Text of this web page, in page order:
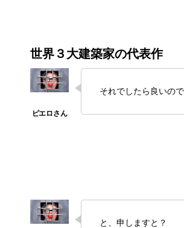
世界３大建築家の代表作
それでしたら良いの
と、申しますと？